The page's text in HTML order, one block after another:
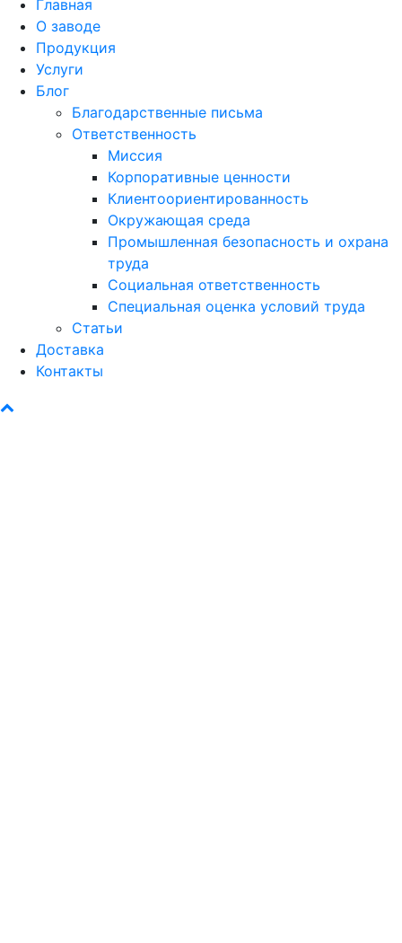
Главная
О заводе
Продукция
Услуги
Блог
Благодарственные письма
Ответственность
Миссия
Корпоративные ценности
Клиентоориентированность
Окружающая среда
Промышленная безопасность и охрана
труда
Социальная ответственность
Специальная оценка условий труда
Статьи
Доставка
Контакты